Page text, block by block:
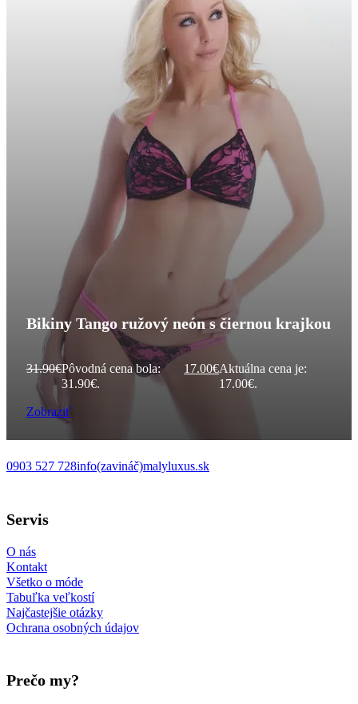
Bikiny Tango ružový neón s čiernou krajkou
31.90€Pôvodná cena bola:
31.90€.
17.00€Aktuálna cena je:
17.00€.
Zobraziť
Servis
O nás
Kontakt
Všetko o móde
Tabuľka veľkostí
Najčastejšie otázky
Ochrana osobných údajov
Prečo my?
0903 527 728info(zavináč)malyluxus.sk